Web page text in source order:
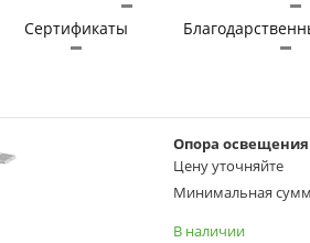
Сертификаты
Опора освещения
Цену уточняйте
Минимальная
В наличии